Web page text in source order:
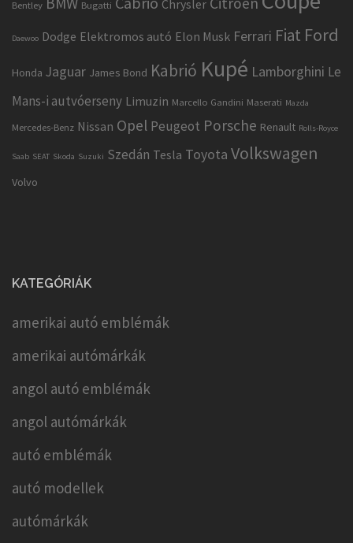
Bentley Bugatti Chrysler
Daewoo Dodge Elektromos autó Elon Musk Ferrari Fiat Ford
Honda Jaguar James Bond Kabrió Kupé Lamborghini Le
Mans-i autvóerseny Limuzin Marcello Gandini Maserati Mazda
Mercedes-Benz Nissan Opel Peugeot Porsche Renault Rolls-Royce
Saab SEAT Skoda Suzuki Szedán Tesla Toyota Volkswagen
Volvo
KATEGÓRIÁK
amerikai autó emblémák
amerikai autómárkák
angol autó emblémák
angol autómárkák
autó emblémák
autó modellek
autómárkák